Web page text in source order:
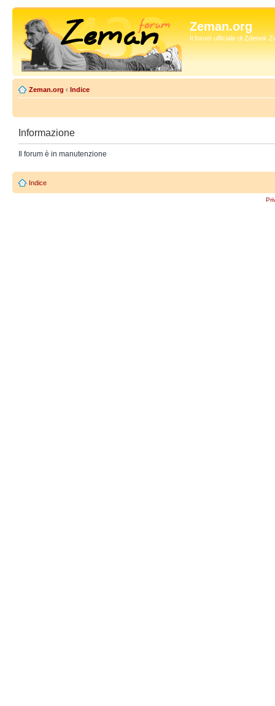
Zeman.org
Il forum ufficiale di Zdenek
Zeman.org ‹ Indice
Informazione
Il forum è in manutenzione
Indice